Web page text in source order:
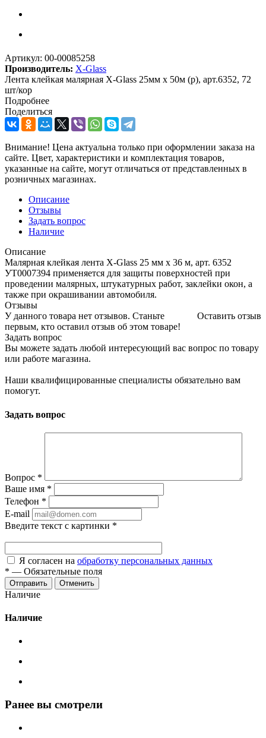
Артикул: 00-00085258
Производитель: X-Glass
Лента клейкая малярная X-Glass 25мм х 50м (р), арт.6352, 72
шт/кор
Подробнее
Поделиться
Внимание! Цена актуальна только при оформлении заказа на
сайте. Цвет, характеристики и комплектация товаров,
указанные на сайте, могут отличаться от представленных в
розничных магазинах.
Описание
Отзывы
Задать вопрос
Наличие
Описание
Малярная клейкая лента X-Glass 25 мм х 36 м, арт. 6352
УТ0007394 применяется для защиты поверхностей при
проведении малярных, штукатурных работ, заклейки окон, а
также при окрашивании автомобиля.
Отзывы
Оставить отзыв
У данного товара нет отзывов. Станьте
первым, кто оставил отзыв об этом товаре!
Задать вопрос
Вы можете задать любой интересующий вас вопрос по товару
или работе магазина.
Наши квалифицированные специалисты обязательно вам
помогут.
Задать вопрос
Вопрос *
Ваше имя *
Телефон *
E-mail
Введите текст с картинки *
Я согласен на обработку персональных данных
* — Обязательные поля
Отменить
Наличие
Наличие
Ранее вы смотрели